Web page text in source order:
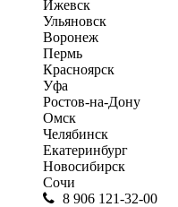
Ижевск
Ульяновск
Воронеж
Пермь
Красноярск
Уфа
Ростов-на-Дону
Омск
Челябинск
Екатеринбург
Новосибирск
Сочи
8 906 121-32-00